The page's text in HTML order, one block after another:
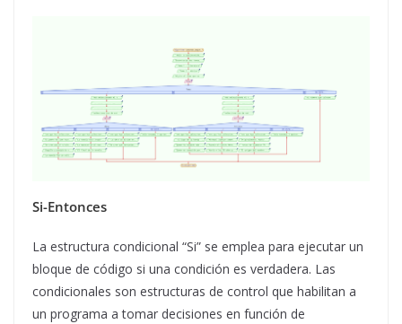
Si-Entonces
La estructura condicional “Si” se emplea para ejecutar un
bloque de código si una condición es verdadera. Las
condicionales son estructuras de control que habilitan a
un programa a tomar decisiones en función de